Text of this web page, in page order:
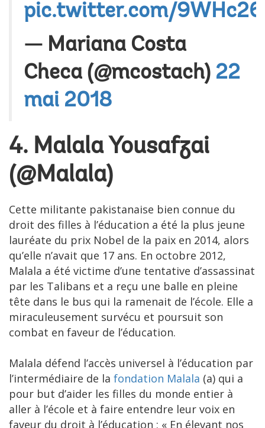
pic.twitter.com/
— Mariana Costa
Checa (@mcostach) 22
mai 2018
4. Malala Yousafzai
(@Malala)
Cette militante pakistanaise bien connue du
droit des filles à l’éducation a été la plus jeune
lauréate du prix Nobel de la paix en 2014, alors
qu’elle n’avait que 17 ans. En octobre 2012,
Malala a été victime d’une tentative d’assassinat
par les Talibans et a reçu une balle en pleine
tête dans le bus qui la ramenait de l’école. Elle a
miraculeusement survécu et poursuit son
combat en faveur de l’éducation.
Malala défend l’accès universel à l’éducation par
l’intermédiaire de la fondation Malala (a) qui a
pour but d’aider les filles du monde entier à
aller à l’école et à faire entendre leur voix en
faveur du droit à l’éducation : « En élevant nos